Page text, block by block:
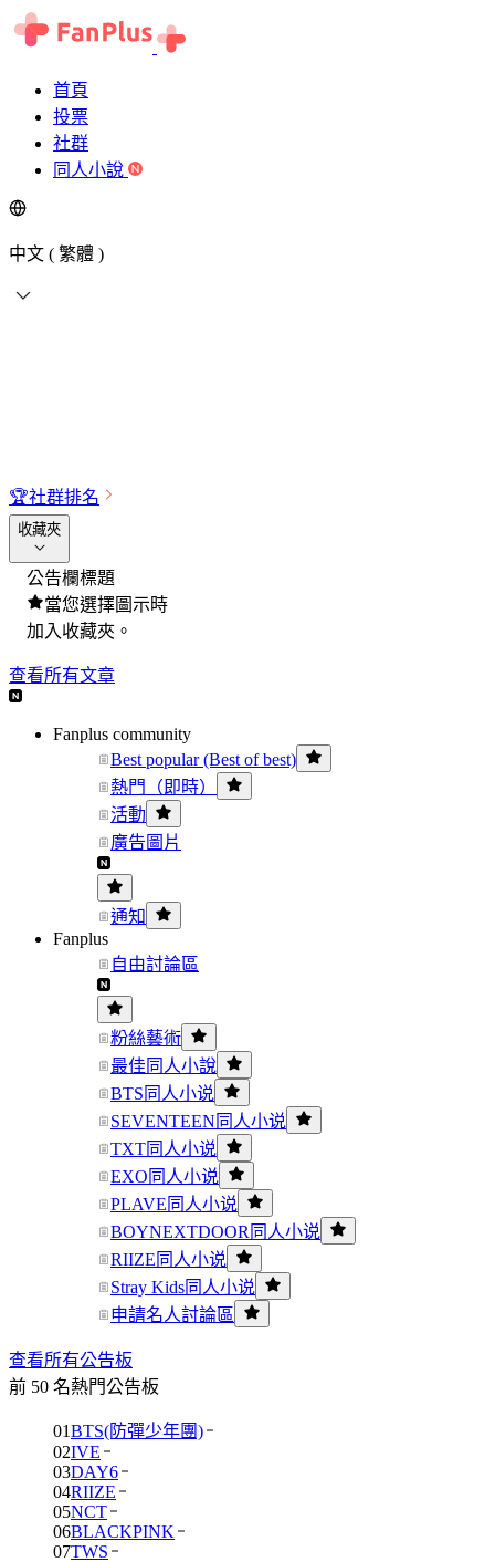
首頁
投票
社群
同人小說
中文 ( 繁體 )
🏆社群排名
收藏夾
公告欄標題
當您選擇圖示時
加入收藏夾。
查看所有文章
Fanplus community
Best popular (Best of best)
熱門（即時）
活動
廣告圖片
通知
Fanplus
自由討論區
粉絲藝術
最佳同人小說
BTS同人小说
SEVENTEEN同人小说
TXT同人小说
EXO同人小说
PLAVE同人小说
BOYNEXTDOOR同人小说
RIIZE同人小说
Stray Kids同人小说
申請名人討論區
查看所有公告板
前 50 名熱門公告板
01BTS(防彈少年團)
02IVE
03DAY6
04RIIZE
05NCT
06BLACKPINK
07TWS